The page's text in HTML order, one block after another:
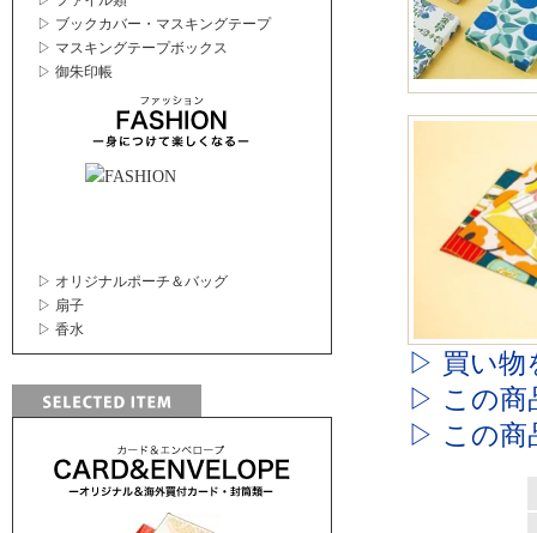
▷ ブックカバー・マスキングテープ
▷ マスキングテープボックス
▷ 御朱印帳
▷ オリジナルポーチ＆バッグ
▷ 扇子
▷ 香水
▷ 買い物
▷ この商
▷ この商